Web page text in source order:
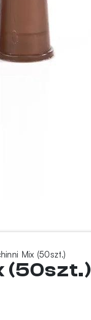
Mix (50szt.)
(50szt.)